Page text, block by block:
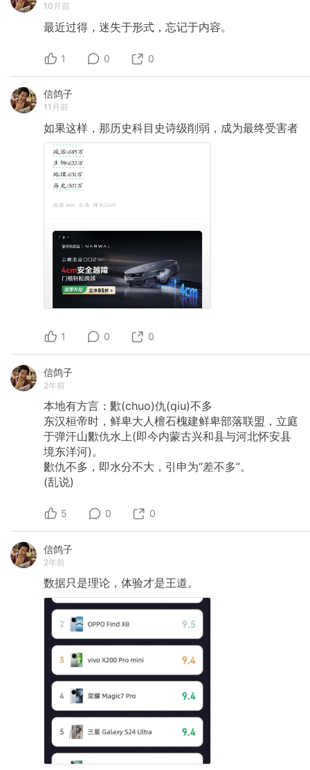
10月前
最近过得，迷失于形式，忘记于内容。
1 0 0
信鸽子
11月前
如果这样，那历史科目史诗级削弱，成为最终受害者
1 0 0
信鸽子
2年前
本地有方言：歠(chuo)仇(qiu)不多
东汉桓帝时，鲜卑大人檀石槐建鲜卑部落联盟，立庭
于弹汗山歠仇水上(即今内蒙古兴和县与河北怀安县
境东洋河)。
歠仇不多，即水分不大，引申为“差不多”。
(乱说)
5 0 0
信鸽子
2年前
数据只是理论，体验才是王道。